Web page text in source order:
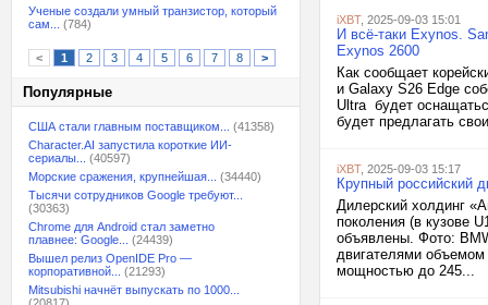
Ученые создали умный транзистор, который
сам...
(784)
< 1 2 3 4 5 6 7 8 >
Популярные
США стали главным поставщиком...
(41358)
Character.AI запустила короткие ИИ-
сериалы...
(40597)
Морские сражения, крупнейшая...
(34440)
Тысячи сотрудников Google требуют...
(30363)
Chrome для Android стал заметно
плавнее: Google...
(24439)
Вышел релиз OpenIDE Pro —
корпоративной...
(21293)
Mitsubishi начнёт выпускать по 1000...
iXBT, 2025-09-03 15:01
И всё-таки Exynos.
Exynos 2600
Как сообщает
и Galaxy S26 Edge
Ultra будет
будет предлагать
iXBT, 2025-09-03 15:17
Крупный российский
Дилерский холдинг
поколения (в кузове
объявлены. Фото:
двигателями
мощностью до 245...